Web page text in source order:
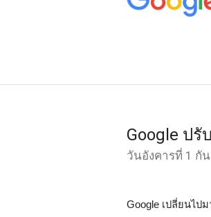
Google ปรั
วันอังคารที่ 1 กั
Google เปลี่ยนไ